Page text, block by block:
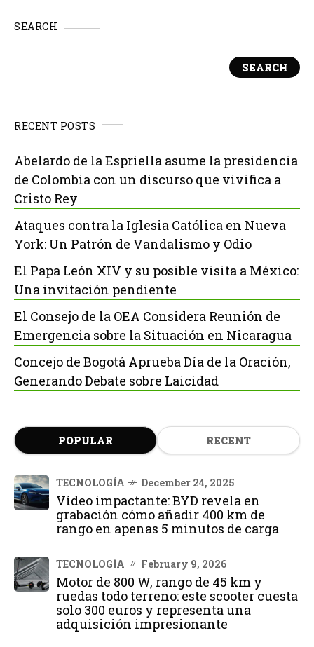
SEARCH
SEARCH
RECENT POSTS
Abelardo de la Espriella asume la presidencia
de Colombia con un discurso que vivifica a
Cristo Rey
Ataques contra la Iglesia Católica en Nueva
York: Un Patrón de Vandalismo y Odio
El Papa León XIV y su posible visita a México:
Una invitación pendiente
El Consejo de la OEA Considera Reunión de
Emergencia sobre la Situación en Nicaragua
Concejo de Bogotá Aprueba Día de la Oración,
Generando Debate sobre Laicidad
POPULAR RECENT
TECNOLOGÍA December 24, 2025
Vídeo impactante: BYD revela en
grabación cómo añadir 400 km de
rango en apenas 5 minutos de carga
TECNOLOGÍA February 9, 2026
Motor de 800 W, rango de 45 km y
ruedas todo terreno: este scooter cuesta
solo 300 euros y representa una
adquisición impresionante